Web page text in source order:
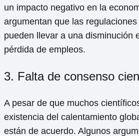
un impacto negativo en la
argumentan que las
pueden llevar a una disminución
pérdida de empleos.
3. Falta de consenso
A pesar de que muchos
existencia del calentamiento
están de acuerdo. Algunos